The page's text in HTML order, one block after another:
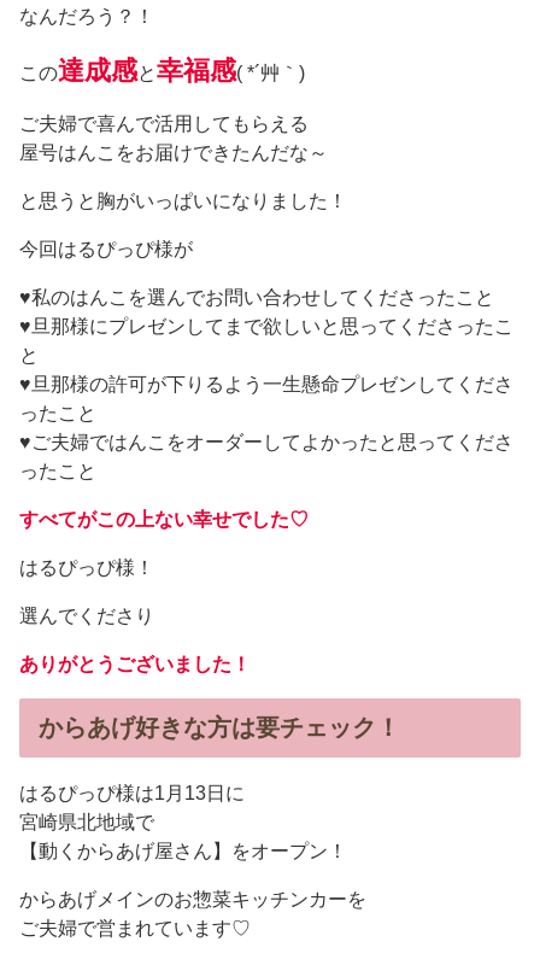
なんだろう？！
この達成感と幸福感( *´艸｀)
ご夫婦で喜んで活用してもらえる
屋号はんこをお届けできたんだな～
と思うと胸がいっぱいになりました！
今回はるぴっぴ様が
♥私のはんこを選んでお問い合わせしてくださったこと
♥旦那様にプレゼンしてまで欲しいと思ってくださったこ
と
♥旦那様の許可が下りるよう一生懸命プレゼンしてくださ
ったこと
♥ご夫婦ではんこをオーダーしてよかったと思ってくださ
ったこと
すべてがこの上ない幸せでした♡
はるぴっぴ様！
選んでくださり
ありがとうございました！
からあげ好きな方は要チェック！
はるぴっぴ様は1月13日に
宮崎県北地域で
【動くからあげ屋さん】をオープン！
からあげメインのお惣菜キッチンカーを
ご夫婦で営まれています♡